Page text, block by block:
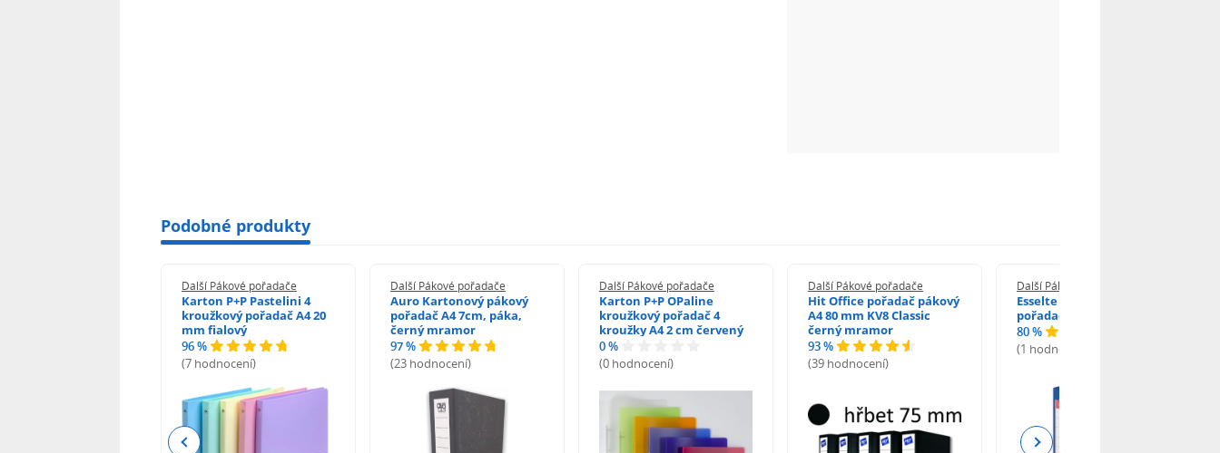
Podobné produkty
Další Pákové pořadače
Karton P+P Pastelini 4
kroužkový pořadač A4 20
mm fialový
96 %
(7 hodnocení)
Další Pákové pořadače
Auro Kartonový pákový
pořadač A4 7cm, páka,
černý mramor
97 %
(23 hodnocení)
Další Pákové pořadače
Karton P+P OPaline
kroužkový pořadač 4
kroužky A4 2 cm červený
0 %
(0 hodnocení)
Další Pákové pořadače
Hit Office pořadač pákový
A4 80 mm KV8 Classic
černý mramor
93 %
(39 hodnocení)
Další Pákové pořadače
Esselte Economy pákový
pořadač A4 7,5 cm modrý
80 %
(1 hodnocení)
Previous Next